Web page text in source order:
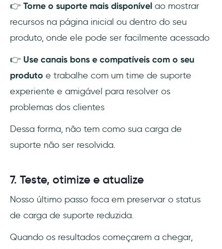
👉 Torne o suporte mais disponível ao mostrar
recursos na página inicial ou dentro do seu
produto, onde ele pode ser facilmente acessado
👉 Use canais bons e compatíveis com o seu
produto e trabalhe com um time de suporte
experiente e amigável para resolver os
problemas dos clientes
Dessa forma, não tem como sua carga de
suporte não ser resolvida.
7. Teste, otimize e atualize
Nosso último passo foca em preservar o status
de carga de suporte reduzida.
Quando os resultados começarem a chegar,